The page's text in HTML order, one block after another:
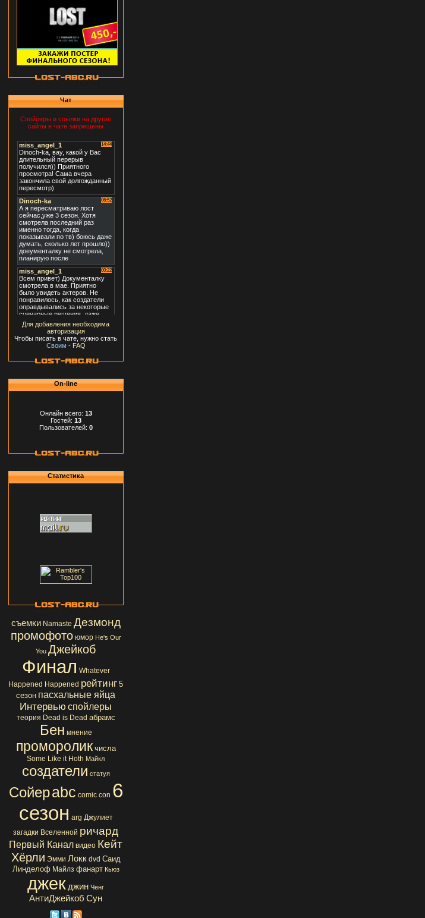
Чат
Спойлеры и ссылки на другие
сайты в чате запрещены
Для добавления необходима
авторизация
Чтобы писать в чате, нужно стать
Своим - FAQ
On-line
Онлайн всего: 13
Гостей: 13
Пользователей: 0
Статистика
съемки Namaste Дезмонд
промофото юмор He's Our
You Джейкоб
Финал Whatever
Happened Happened рейтинг 5
сезон пасхальные яйца
Интервью спойлеры
теория Dead is Dead абрамс
Бен мнение
проморолик числа
Some Like it Hoth Майкл
создатели статуя
Сойерabc comic con 6
сезон arg Джулиет
загадки Вселенной ричард
Первый Канал видео Кейт
Хёрли Эмми Локк dvd Саид
Линделоф Майлз фанарт Кьюз
джек джин Ченг
АнтиДжейкоб Сун